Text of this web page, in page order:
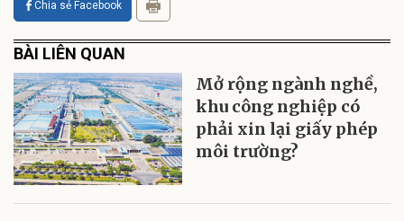
Chia sẻ Facebook
BÀI LIÊN QUAN
Mở rộng ngành nghề,
khu công nghiệp có
phải xin lại giấy phép
môi trường?